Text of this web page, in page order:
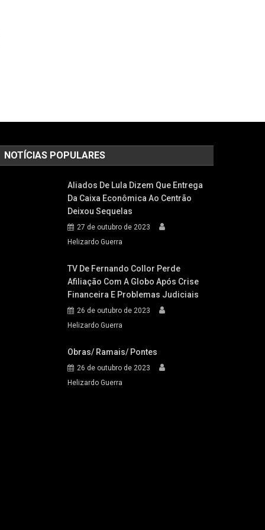
NOTÍCIAS POPULARES
Aliados De Lula Dizem Que Entrega
Da Caixa Econômica Ao Centrão
Deixou Sequelas
27 de outubro de 2023
Helizardo Guerra
TV De Fernando Collor Perde
Afiliação Com A Globo Após Crise
Financeira E Problemas Judiciais
26 de outubro de 2023
Helizardo Guerra
Obras/ Ramais/ Pontes
26 de outubro de 2023
Helizardo Guerra